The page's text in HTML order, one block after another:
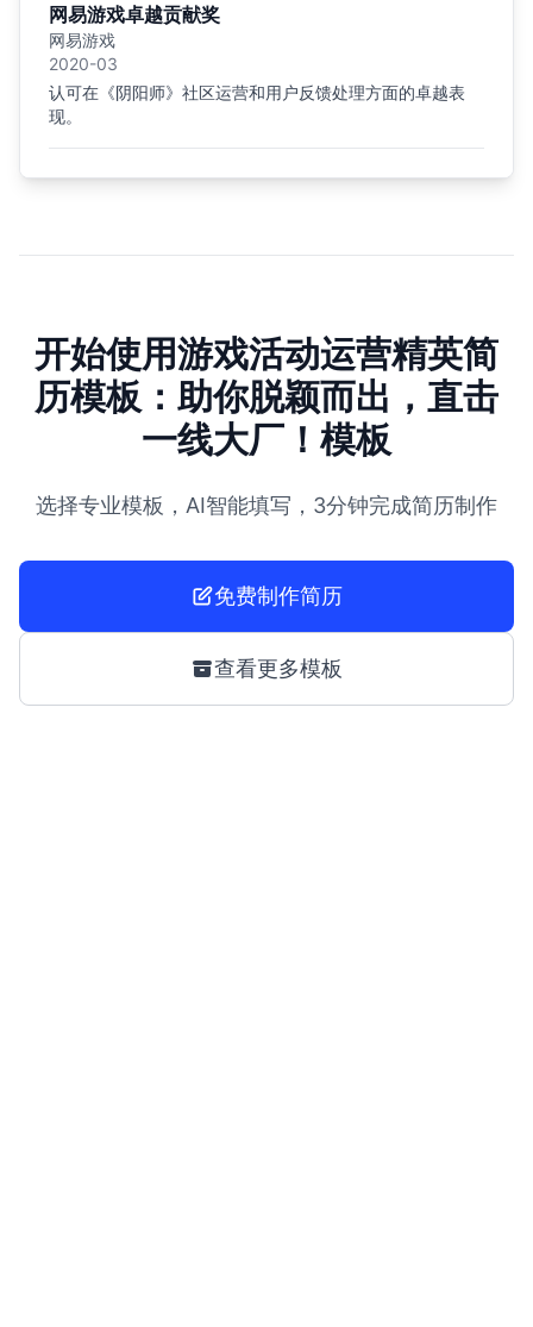
网易游戏卓越贡献奖
网易游戏
2020-03
认可在《阴阳师》社区运营和用户反馈处理方面的卓越表
现。
开始使用游戏活动运营精英简
历模板：助你脱颖而出，直击
一线大厂！模板
选择专业模板，AI智能填写，3分钟完成简历制作
免费制作简历
查看更多模板